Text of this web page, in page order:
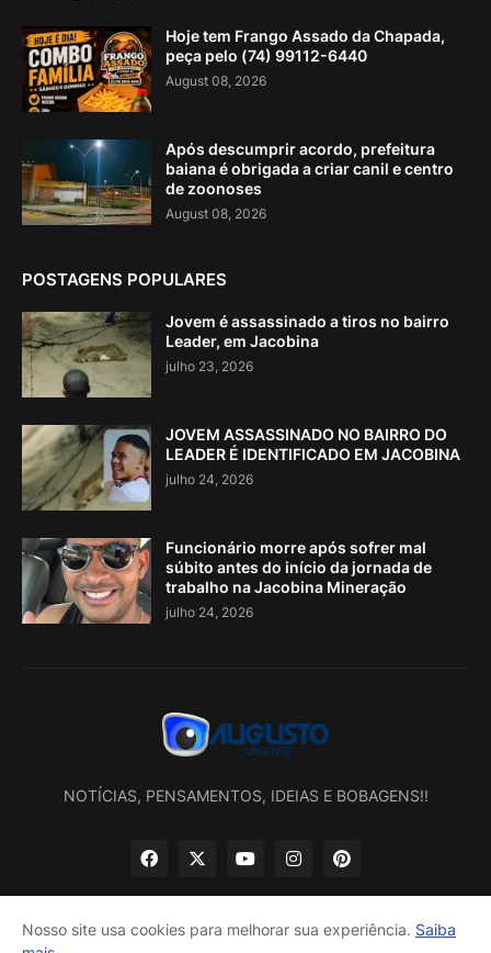
Hoje tem Frango Assado da Chapada,
peça pelo (74) 99112-6440
August 08, 2026
Após descumprir acordo, prefeitura
baiana é obrigada a criar canil e centro
de zoonoses
August 08, 2026
POSTAGENS POPULARES
Jovem é assassinado a tiros no bairro
Leader, em Jacobina
julho 23, 2026
JOVEM ASSASSINADO NO BAIRRO DO
LEADER É IDENTIFICADO EM JACOBINA
julho 24, 2026
Funcionário morre após sofrer mal
súbito antes do início da jornada de
trabalho na Jacobina Mineração
julho 24, 2026
NOTÍCIAS, PENSAMENTOS, IDEIAS E BOBAGENS!!
Nosso site usa cookies para melhorar sua experiência. Saiba